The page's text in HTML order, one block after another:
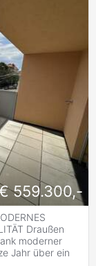
559.300,-
Draußen
moderner
Jahr über ein